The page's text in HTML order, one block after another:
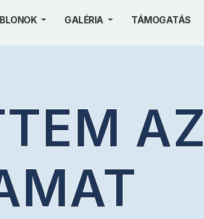
GALÉRIA TÁMOGATÁS
AZ